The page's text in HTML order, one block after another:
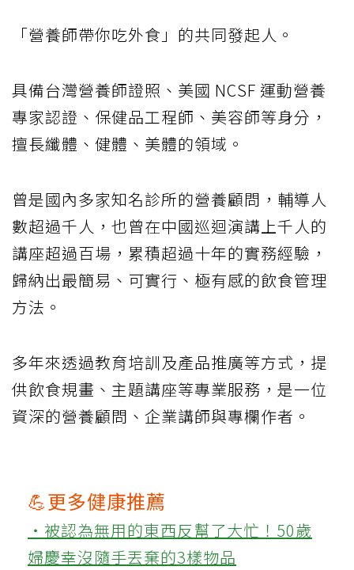
「營養師帶你吃外食」的共同發起人。
具備台灣營養師證照、美國 NCSF 運動營養
專家認證、保健品工程師、美容師等身分，
擅長纖體、健體、美體的領域。
曾是國內多家知名診所的營養顧問，輔導人
數超過千人，也曾在中國巡迴演講上千人的
講座超過百場，累積超過十年的實務經驗，
歸納出最簡易、可實行、極有感的飲食管理
方法。
多年來透過教育培訓及產品推廣等方式，提
供飲食規畫、主題講座等專業服務，是一位
資深的營養顧問、企業講師與專欄作者。
💪更多健康推薦
‧被認為無用的東西反幫了大忙！50歲
婦慶幸沒隨手丟棄的3樣物品